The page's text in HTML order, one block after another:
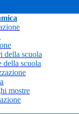
della scuola
della scuola
mostre